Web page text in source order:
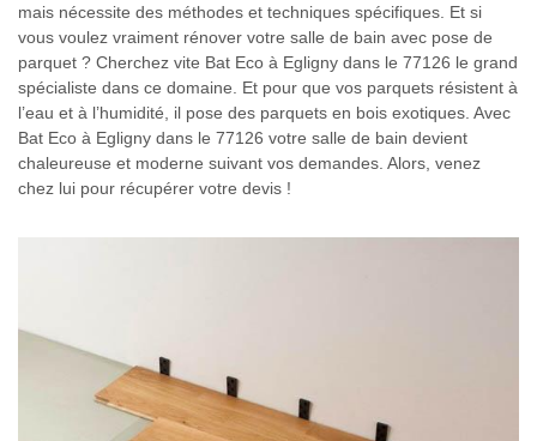
mais nécessite des méthodes et techniques spécifiques. Et si
vous voulez vraiment rénover votre salle de bain avec pose de
parquet ? Cherchez vite Bat Eco à Egligny dans le 77126 le grand
spécialiste dans ce domaine. Et pour que vos parquets résistent à
l’eau et à l’humidité, il pose des parquets en bois exotiques. Avec
Bat Eco à Egligny dans le 77126 votre salle de bain devient
chaleureuse et moderne suivant vos demandes. Alors, venez
chez lui pour récupérer votre devis !